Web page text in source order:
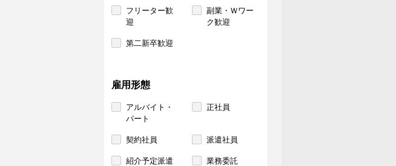
フリーター歓
迎
副業・Ｗワー
ク歓迎
第二新卒歓迎
雇用形態
アルバイト・
パート
正社員
契約社員 派遣社員
紹介予定派遣 業務委託